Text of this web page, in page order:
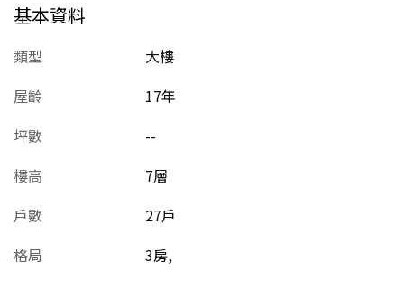
基本資料
類型
大樓
屋齡
17年
坪數
--
樓高
7層
戶數
27戶
格局
3房,